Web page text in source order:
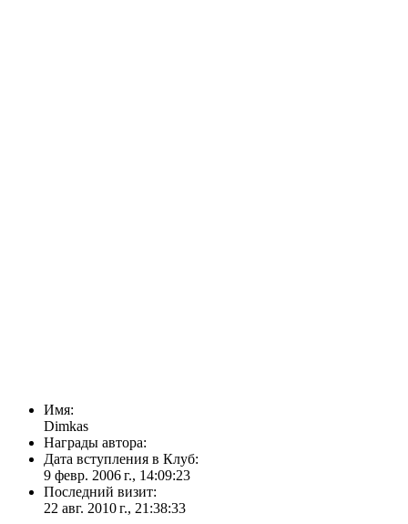
Имя:
Dimkas
Награды автора:
Дата вступления в Клуб:
9 февр. 2006 г., 14:09:23
Последний визит:
22 авг. 2010 г., 21:38:33